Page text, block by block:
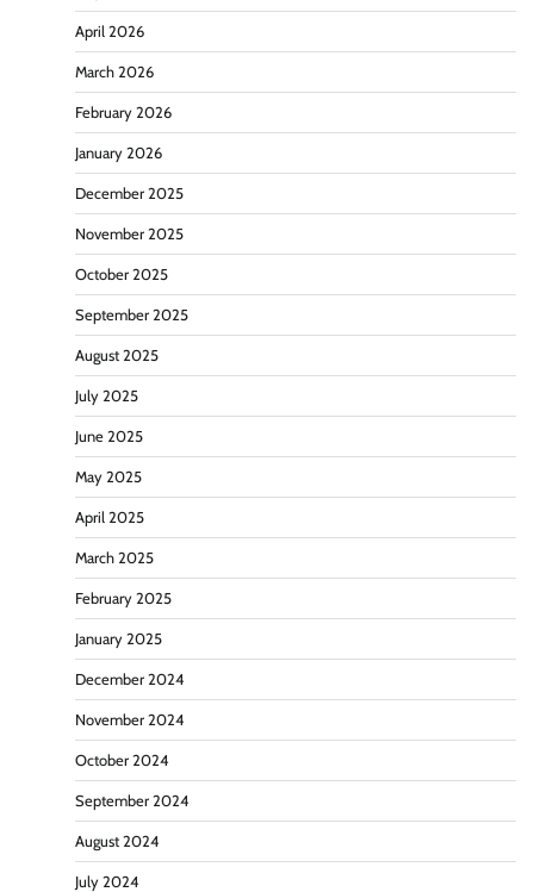
April 2026
March 2026
February 2026
January 2026
December 2025
November 2025
October 2025
September 2025
August 2025
July 2025
June 2025
May 2025
April 2025
March 2025
February 2025
January 2025
December 2024
November 2024
October 2024
September 2024
August 2024
July 2024